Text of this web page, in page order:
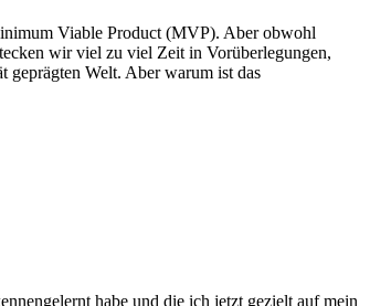
Viable Product (MVP). Aber obwohl
wir viel zu viel Zeit in Vorüberlegungen,
geprägten Welt. Aber warum ist das
habe und die ich jetzt gezielt auf mein